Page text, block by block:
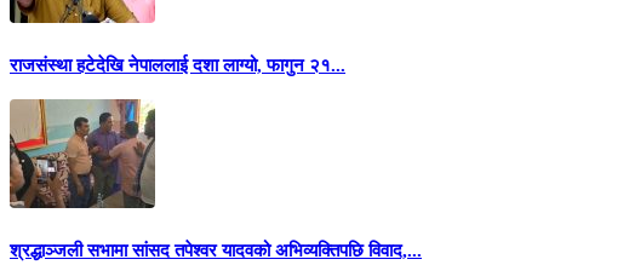
राजसंस्था हटेदेखि नेपाललाई दशा लाग्यो, फागुन २१...
श्रद्धाञ्जली सभामा सांसद तपेश्वर यादवको अभिव्यक्तिपछि विवाद,...